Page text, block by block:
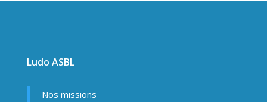
Ludo ASBL
Nos missions